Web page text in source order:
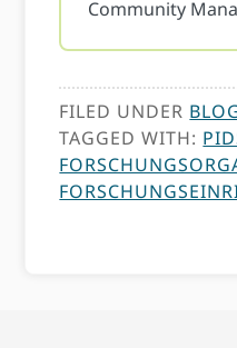
Community
FILED UNDER
TAGGED WITH: